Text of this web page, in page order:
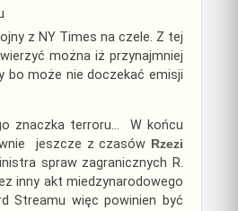
z NY Times na czele. Z tej
można iż przynajmniej
bo może nie doczekać emisji
znaczka terroru… W końcu
jeszcze z czasów Rzezi
spraw zagranicznych R.
inny akt miedzynarodowego
Streamu więc powinien być